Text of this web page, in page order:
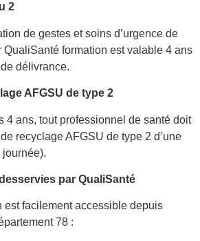
2
de gestes et soins d’urgence de
QualiSanté formation est valable 4 ans
délivrance.
AFGSU de type 2
4 ans, tout professionnel de santé doit
recyclage AFGSU de type 2 d’une
par QualiSanté
est facilement accessible depuis
78 :